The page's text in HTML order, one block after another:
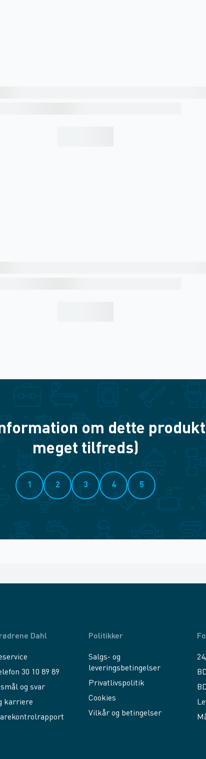
om dette
meget tilfreds)
1 2 3 4 5
Dahl
30 10 89 89
og svar
karriere
Politikker
Salgs- og
leveringsbetingelser
Privatlivspolitik
Cookies
Vilkår og betingelser